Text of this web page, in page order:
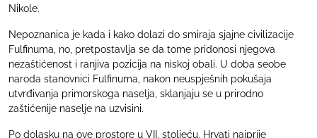
Nikole.
Nepoznanica je kada i kako dolazi do smiraja sjajne civilizacije
Fulfinuma, no, pretpostavlja se da tome pridonosi njegova
nezaštićenost i ranjiva pozicija na niskoj obali. U doba seobe
naroda stanovnici Fulfinuma, nakon neuspješnih pokušaja
utvrđivanja primorskoga naselja, sklanjaju se u prirodno
zaštićenije naselje na uzvisini.
Po dolasku na ove prostore u VII. stoljeću, Hrvati najprije